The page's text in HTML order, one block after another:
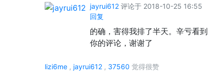
jayrui612 评论于 2018-10-25 16:55
回复
的确，害得我排了半天。辛亏看到
你的评论，谢谢了
lizi6me , jayrui612 , 37560 觉得很赞